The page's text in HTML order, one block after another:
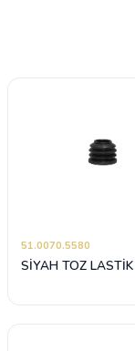
51.0070.5580
SİYAH TOZ LASTİK